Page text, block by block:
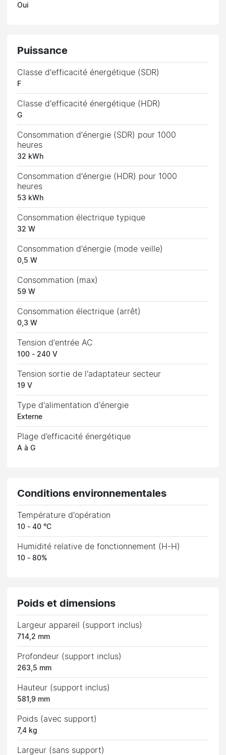
Oui
Puissance
Classe d'efficacité énergétique (SDR)
F
Classe d'efficacité énergétique (HDR)
G
Consommation d'énergie (SDR) pour 1000
heures
32 kWh
Consommation d'énergie (HDR) pour 1000
heures
53 kWh
Consommation électrique typique
32 W
Consommation d'énergie (mode veille)
0,5 W
Consommation (max)
59 W
Consommation électrique (arrêt)
0,3 W
Tension d'entrée AC
100 - 240 V
Tension sortie de l'adaptateur secteur
19 V
Type d'alimentation d'énergie
Externe
Plage d’efficacité énergétique
A à G
Conditions environnementales
Température d'opération
10 - 40 °C
Humidité relative de fonctionnement (H-H)
10 - 80%
Poids et dimensions
Largeur appareil (support inclus)
714,2 mm
Profondeur (support inclus)
263,5 mm
Hauteur (support inclus)
581,9 mm
Poids (avec support)
7,4 kg
Largeur (sans support)